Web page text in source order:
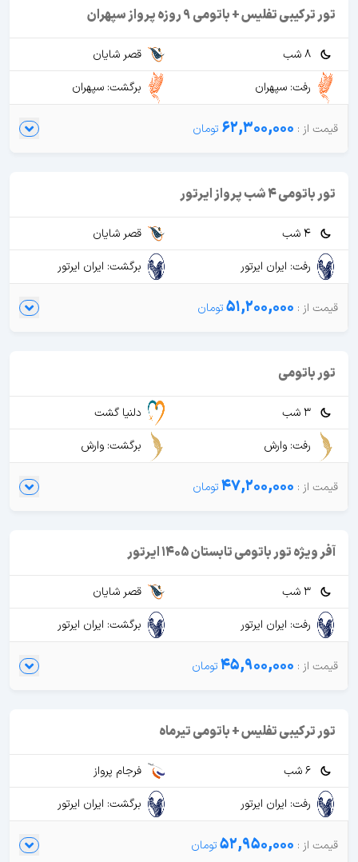
تور ترکیبی تفلیس + باتومی 9 روزه پرواز سپهران
8 شب
قصر شایان
رفت: سپهران
برگشت: سپهران
62,300,000
تور باتومی 4 شب پرواز ایرتور
4 شب
قصر شایان
رفت: ایران ایرتور
برگشت: ایران ایرتور
51,200,000
تور باتومی
3 شب
دلنیا گشت
رفت: وارش
برگشت: وارش
47,200,000
آفر ویژه تور باتومی تابستان 1405 ایرتور
3 شب
قصر شایان
رفت: ایران ایرتور
برگشت: ایران ایرتور
45,900,000
تور ترکیبی تفلیس + باتومی تیرماه
6 شب
فرجام پرواز
رفت: ایران ایرتور
برگشت: ایران ایرتور
52,950,000